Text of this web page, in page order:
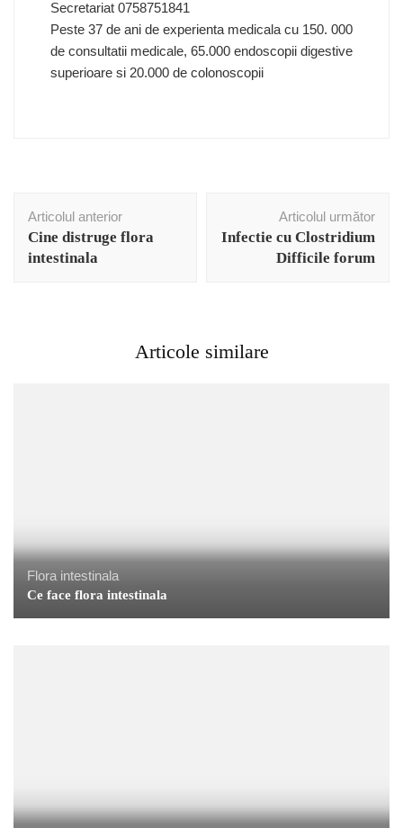
Secretariat 0758751841
Peste 37 de ani de experienta medicala cu 150. 000
de consultatii medicale, 65.000 endoscopii digestive
superioare si 20.000 de colonoscopii
în
articole
Articolul anterior
Cine distruge flora
intestinala
Articolul următor
Infectie cu Clostridium
Difficile forum
Articole similare
Flora intestinala
Ce face flora intestinala